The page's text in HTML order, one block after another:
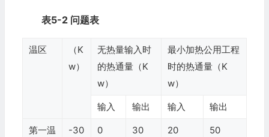
表5-2 问题表
温区
（K
w）
无热量输入时
的热通量（K
w）
最小加热公用工程
时的热通量（K
w）
输入 输出 输入 输出
第一温
-30 0 30 20 50